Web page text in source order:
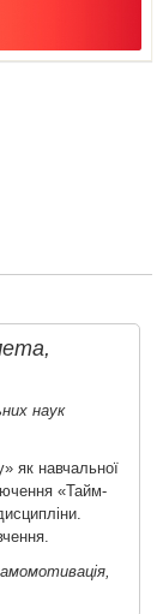
наук
як навчальної
«Тайм-